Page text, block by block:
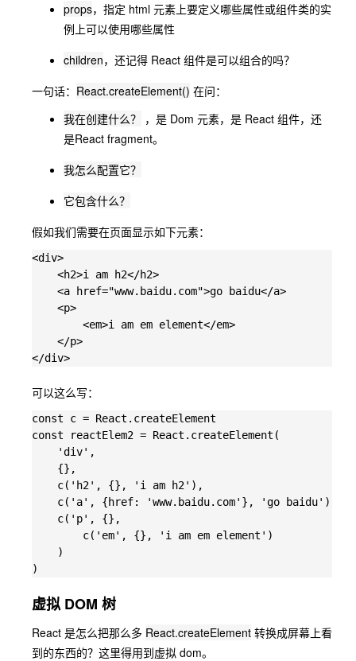
props，指定 html 元素上要定义哪些属性或组件类的实
例上可以使用哪些属性
children，还记得 React 组件是可以组合的吗？
一句话： React.createElement() 在问：
我在创建什么？
，是 Dom 元素，是 React 组件，还
是React fragment。
我怎么配置它？
它包含什么？
假如我们需要在页面显示如下元素：
<div>
    <h2>i am h2</h2>
    <a href="www.baidu.com">go baidu</a>
    <p>
        <em>i am em element</em>
    </p>
可以这么写：
const c = React.createElement
const reactElem2 = React.createElement(
    'div',
    {},
    c('h2', {}, 'i am h2'),
    c('a', {href: 'www.baidu.com'}, 'go baidu'),
    c('p', {},
        c('em', {}, 'i am em element')
    )
虚拟 DOM 树
React 是怎么把那么多 React.createElement 转换成屏幕上看
到的东西的？这里得用到虚拟 dom。